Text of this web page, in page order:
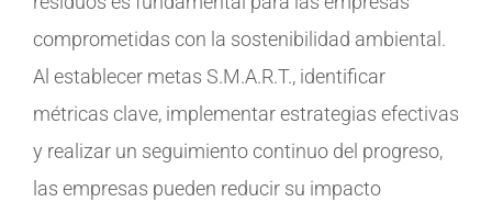
comprometidas con la sostenibilidad ambiental.
Al establecer metas S.M.A.R.T., identificar
métricas clave, implementar estrategias efectivas
y realizar un seguimiento continuo del progreso,
las empresas pueden reducir su impacto